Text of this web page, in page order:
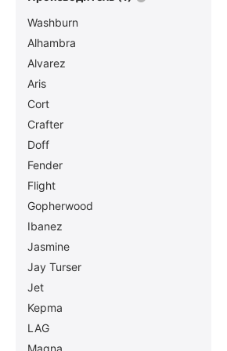
Washburn
Alhambra
Alvarez
Aris
Cort
Crafter
Doff
Fender
Flight
Gopherwood
Ibanez
Jasmine
Jay Turser
Jet
Kepma
LAG
Magna